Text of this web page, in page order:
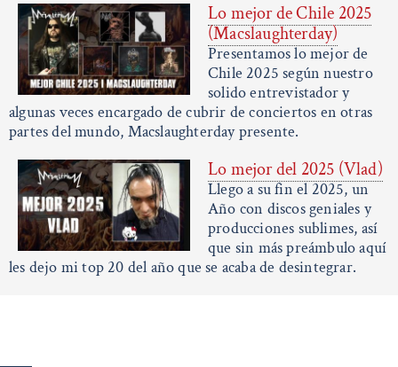
Lo mejor de Chile 2025
(Macslaughterday)
Presentamos lo mejor de
Chile 2025 según nuestro
solido entrevistador y
algunas veces encargado de cubrir de conciertos en otras
partes del mundo, Macslaughterday presente.
Lo mejor del 2025 (Vlad)
Llego a su fin el 2025, un
Año con discos geniales y
producciones sublimes, así
que sin más preámbulo aquí
les dejo mi top 20 del año que se acaba de desintegrar.